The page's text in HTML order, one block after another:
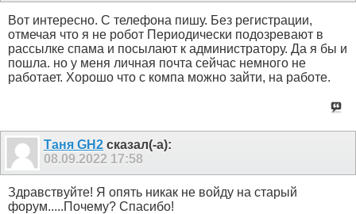
Вот интересно. С телефона пишу. Без регистрации,
отмечая что я не робот Периодически подозревают в
рассылке спама и посылают к администратору. Да я бы и
пошла. но у меня личная почта сейчас немного не
работает. Хорошо что с компа можно зайти, на работе.
Таня GH2 сказал(-а):
08.09.2022 17:58
Здравствуйте! Я опять никак не войду на старый
форум.....Почему? Спасибо!